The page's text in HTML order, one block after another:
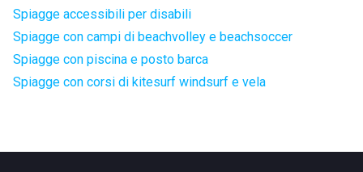
Spiagge accessibili per disabili
Spiagge con campi di beachvolley e beachsoccer
Spiagge con piscina e posto barca
Spiagge con corsi di kitesurf windsurf e vela